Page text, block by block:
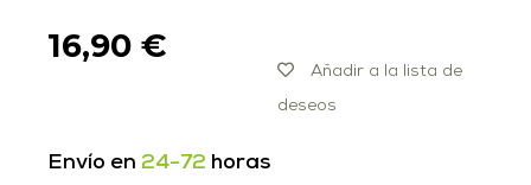
16,90 €
Añadir a la lista de
deseos
Envío en 24-72 horas